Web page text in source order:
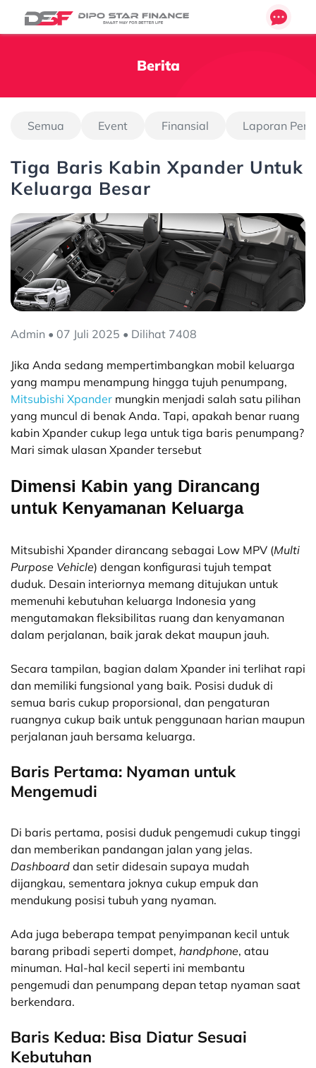
Berita
Semua Event Finansial Laporan
Tiga Baris Kabin Xpander Untuk
Keluarga Besar
Admin • 07 Juli 2025 • Dilihat 7408
Jika Anda sedang mempertimbangkan mobil keluarga
yang mampu menampung hingga tujuh penumpang,
Mitsubishi Xpander mungkin menjadi salah satu pilihan
yang muncul di benak Anda. Tapi, apakah benar ruang
kabin Xpander cukup lega untuk tiga baris penumpang?
Mari simak ulasan Xpander tersebut
Dimensi Kabin yang Dirancang
untuk Kenyamanan Keluarga
Mitsubishi Xpander dirancang sebagai Low MPV (Multi
Purpose Vehicle) dengan konfigurasi tujuh tempat
duduk. Desain interiornya memang ditujukan untuk
memenuhi kebutuhan keluarga Indonesia yang
mengutamakan fleksibilitas ruang dan kenyamanan
dalam perjalanan, baik jarak dekat maupun jauh.
Secara tampilan, bagian dalam Xpander ini terlihat rapi
dan memiliki fungsional yang baik. Posisi duduk di
semua baris cukup proporsional, dan pengaturan
ruangnya cukup baik untuk penggunaan harian maupun
perjalanan jauh bersama keluarga.
Baris Pertama: Nyaman untuk
Mengemudi
Di baris pertama, posisi duduk pengemudi cukup tinggi
dan memberikan pandangan jalan yang jelas.
Dashboard dan setir didesain supaya mudah
dijangkau, sementara joknya cukup empuk dan
mendukung posisi tubuh yang nyaman.
Ada juga beberapa tempat penyimpanan kecil untuk
barang pribadi seperti dompet, handphone, atau
minuman. Hal-hal kecil seperti ini membantu
pengemudi dan penumpang depan tetap nyaman saat
berkendara.
Baris Kedua: Bisa Diatur Sesuai
Kebutuhan